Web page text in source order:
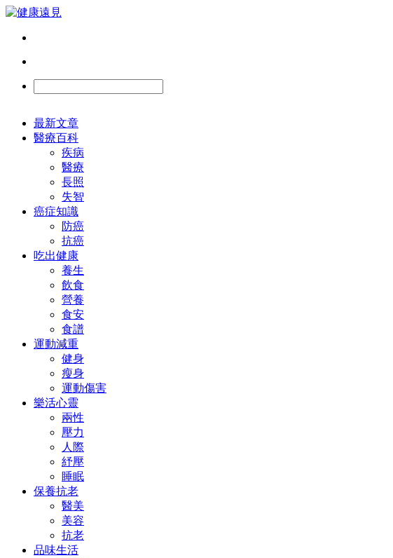
最新文章
醫療百科
疾病
醫療
長照
失智
癌症知識
防癌
抗癌
吃出健康
養生
飲食
營養
食安
食譜
運動減重
健身
瘦身
運動傷害
樂活心靈
兩性
壓力
人際
紓壓
睡眠
保養抗老
醫美
美容
抗老
品味生活